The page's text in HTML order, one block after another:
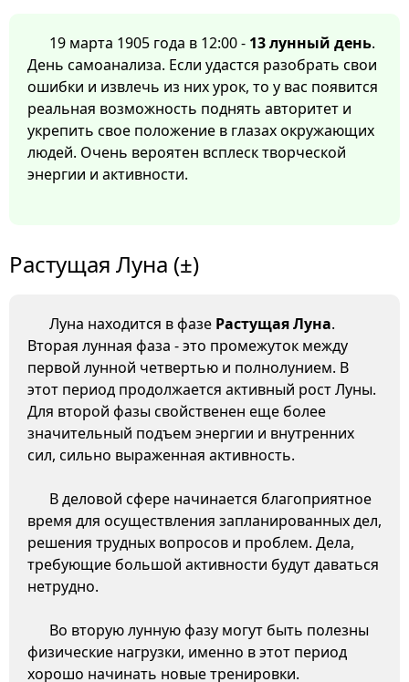
19 марта 1905 года в 12:00 - 13 лунный день.
День самоанализа. Если удастся разобрать свои
ошибки и извлечь из них урок, то у вас появится
реальная возможность поднять авторитет и
укрепить свое положение в глазах окружающих
людей. Очень вероятен всплеск творческой
энергии и активности.
Растущая Луна (±)
Луна находится в фазе Растущая Луна.
Вторая лунная фаза - это промежуток между
первой лунной четвертью и полнолунием. В
этот период продолжается активный рост Луны.
Для второй фазы свойственен еще более
значительный подъем энергии и внутренних
сил, сильно выраженная активность.
В деловой сфере начинается благоприятное
время для осуществления запланированных дел,
решения трудных вопросов и проблем. Дела,
требующие большой активности будут даваться
нетрудно.
Во вторую лунную фазу могут быть полезны
физические нагрузки, именно в этот период
хорошо начинать новые тренировки.